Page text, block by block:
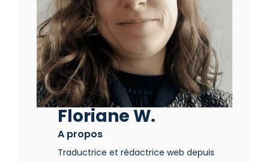
Floriane W.
A propos
Traductrice et rédactrice web depuis